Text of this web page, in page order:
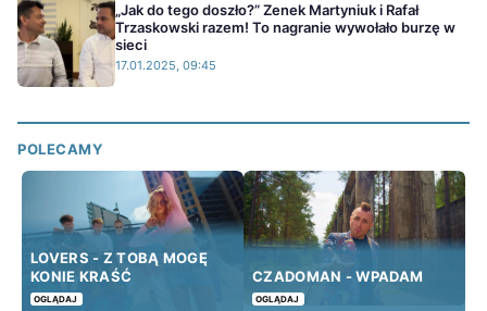
„Jak do tego doszło?” Zenek Martyniuk i Rafał
Trzaskowski razem! To nagranie wywołało burzę w
sieci
17.01.2025, 09:45
POLECAMY
LOVERS - Z TOBĄ MOGĘ
KONIE KRAŚĆ
OGLĄDAJ
CZADOMAN - WPADAM
OGLĄDAJ